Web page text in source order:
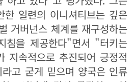
일련의 이니셔티브는 깊은
거버넌스 체계를 재구성하는
침을 제공한다"면서 "터키는
지속적으로 추진되어 긍정적
고 굳게 믿으며 양국은 인류